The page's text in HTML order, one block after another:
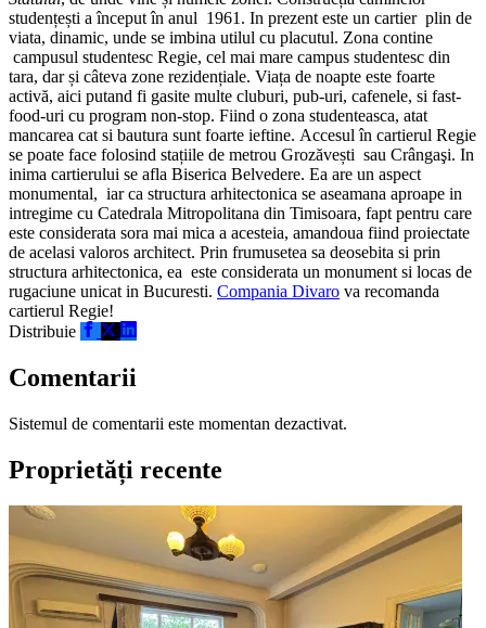
studențești a început în anul 1961. In prezent este un cartier plin de
viata, dinamic, unde se imbina utilul cu placutul. Zona contine
campusul studentesc Regie, cel mai mare campus studentesc din
tara, dar și câteva zone rezidențiale. Viața de noapte este foarte
activă, aici putand fi gasite multe cluburi, pub-uri, cafenele, si fast-
food-uri cu program non-stop. Fiind o zona studenteasca, atat
mancarea cat si bautura sunt foarte ieftine. Accesul în cartierul Regie
se poate face folosind stațiile de metrou Grozăvești sau Crângaşi. In
inima cartierului se afla Biserica Belvedere. Ea are un aspect
monumental, iar ca structura arhitectonica se aseamana aproape in
intregime cu Catedrala Mitropolitana din Timisoara, fapt pentru care
este considerata sora mai mica a acesteia, amandoua fiind proiectate
de acelasi valoros architect. Prin frumusetea sa deosebita si prin
structura arhitectonica, ea este considerata un monument si locas de
rugaciune unicat in Bucuresti. Compania Divaro va recomanda
cartierul Regie!
Distribuie
Comentarii
Sistemul de comentarii este momentan dezactivat.
Proprietăți recente